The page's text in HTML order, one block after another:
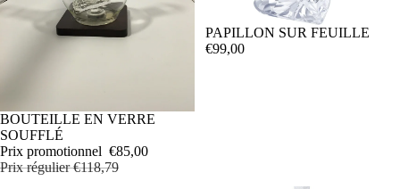
PROMOTION
BOUTEILLE EN VERRE
SOUFFLÉ
Prix promotionnel €85,00
Prix régulier€118,79
PAPILLON SUR FEUILLE
€99,00